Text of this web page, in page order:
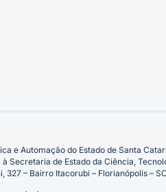
e Automação do Estado de Santa
Secretaria de Estado da Ciência,
327 – Bairro Itacorubi – Florianópolis –